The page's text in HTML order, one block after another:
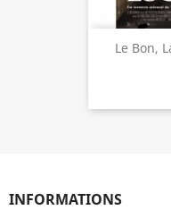
Le Bon,
INFORMATIONS